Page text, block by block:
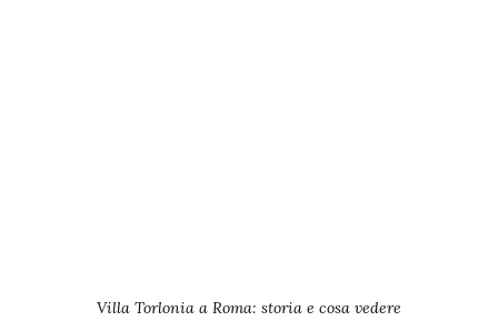
Villa Torlonia a Roma: storia e cosa vedere